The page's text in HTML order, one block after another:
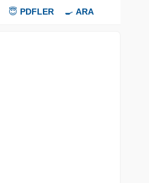
😇 PDFLER 🍳 ARA